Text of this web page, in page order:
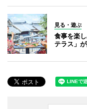
見る・遊ぶ
食事を楽
テラス」